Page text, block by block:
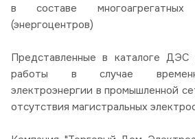
в составе многоагрегатных
(энергоцентров)
Представленные в каталоге ДЭС
работы в случае
электроэнергии в промышленной
отсутствия магистральных